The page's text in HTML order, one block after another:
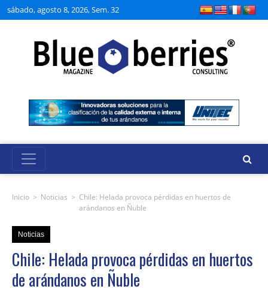
sábado, agosto 8, 2026, Sem. 32
Inicio > Noticias > Chile: Helada provoca pérdidas en huertos de
arándanos en Ñuble
Noticias
Chile: Helada provoca pérdidas en huertos
de arándanos en Ñuble